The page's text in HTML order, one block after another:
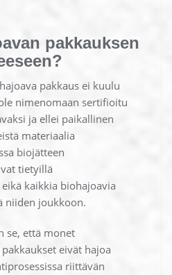
pakkauksen
pakkaus ei kuulu
nimenomaan sertifioitu
ja ellei paikallinen
materiaalia
biojätteen
tietyillä
kaikkia biohajoavia
niiden joukkoon.
se, että monet
eivät hajoa
riittävän